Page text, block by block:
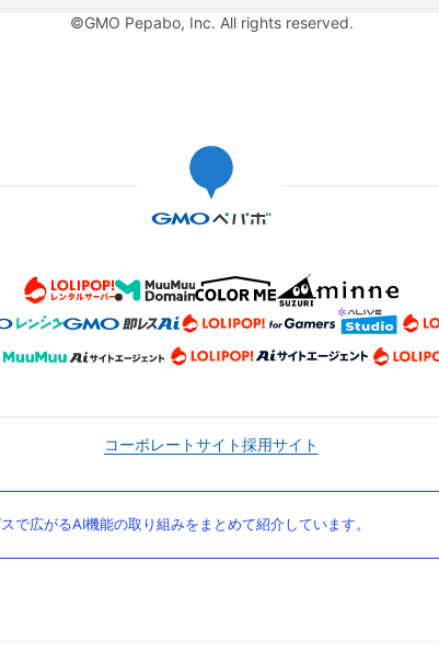
©GMO Pepabo, Inc. All rights reserved.
コーポレートサイト採用サイト
で広がるAI機能の取り組みをまとめて紹介しています。